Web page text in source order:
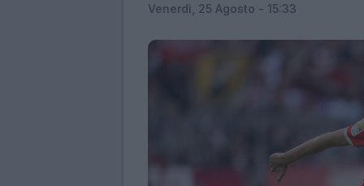
Venerdì, 25 Agosto - 15:33